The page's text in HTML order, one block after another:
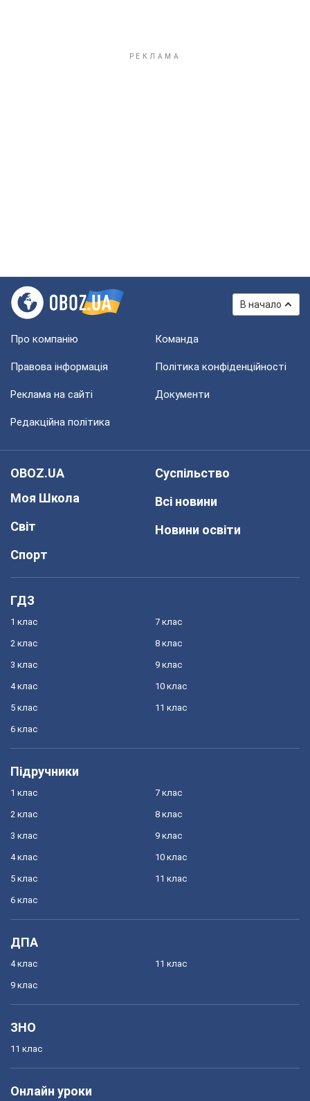
В начало
Про компанію Команда
Правова інформація Політика конфіденційності
Реклама на сайті Документи
Редакційна політика
OBOZ.UA
Моя Школа
Світ
Спорт
Суспільство
Всі новини
Новини освіти
ГДЗ
1 клас
2 клас
3 клас
4 клас
5 клас
6 клас
7 клас
8 клас
9 клас
10 клас
11 клас
Підручники
1 клас
2 клас
3 клас
4 клас
5 клас
6 клас
7 клас
8 клас
9 клас
10 клас
11 клас
ДПА
4 клас
9 клас
11 клас
ЗНО
11 клас
Онлайн уроки